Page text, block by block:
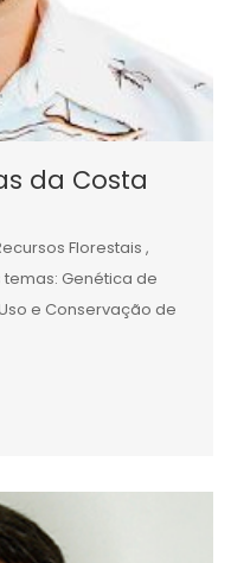
da Costa
Florestais ,
Genética de
e Conservação de